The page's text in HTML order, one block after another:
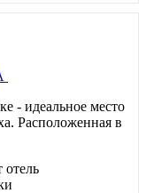
- идеальное место
Расположенная в
отель